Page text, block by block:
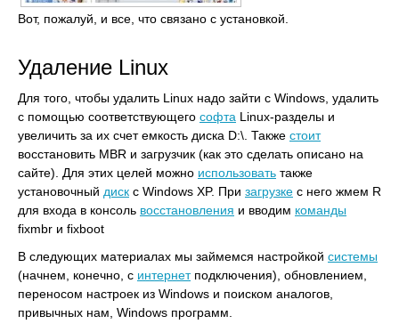
Вот, пожалуй, и все, что связано с установкой.
Удаление Linux
Для того, чтобы удалить Linux надо зайти с Windows, удалить
с помощью соответствующего софта Linux-разделы и
увеличить за их счет емкость диска D:\. Также стоит
восстановить MBR и загрузчик (как это сделать описано на
сайте). Для этих целей можно использовать также
установочный диск с Windows XP. При загрузке с него жмем R
для входа в консоль восстановления и вводим команды
fixmbr и fixboot
В следующих материалах мы займемся настройкой системы
(начнем, конечно, с интернетподключения), обновлением,
переносом настроек из Windows и поиском аналогов,
привычных нам, Windows программ.